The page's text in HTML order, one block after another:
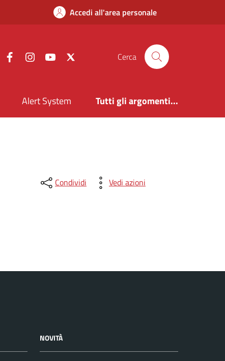
Accedi all'area personale
FacebookInstagramYouTube Cerca
Alert System Tutti gli argomenti...
Condividi Vedi azioni
NOVITÀ